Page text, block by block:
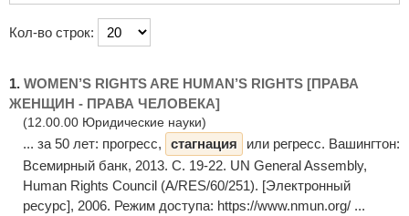
Кол-во строк:
1. WOMEN’S RIGHTS ARE HUMAN’S RIGHTS [ПРАВА
ЖЕНЩИН - ПРАВА ЧЕЛОВЕКА]
(12.00.00 Юридические науки)
... за 50 лет: прогресс, стагнация
или регресс. Вашингтон:
Всемирный банк, 2013. С. 19-22. UN General Assembly,
Human Rights Council (A/RES/60/251). [Электронный
ресурс], 2006. Режим доступа: https://www.nmun.org/ ...